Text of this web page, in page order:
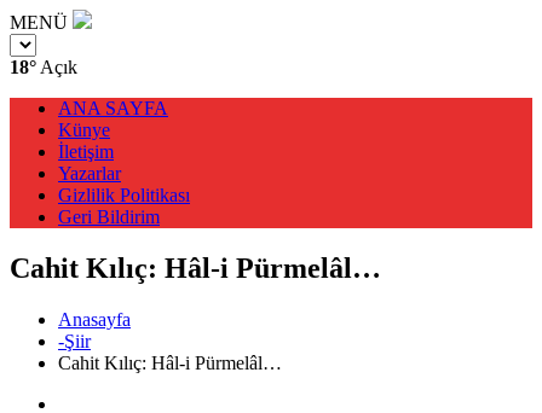
MENÜ
18° Açık
ANA SAYFA
Künye
İletişim
Yazarlar
Gizlilik Politikası
Geri Bildirim
Cahit Kılıç: Hâl-i Pürmelâl…
Anasayfa
-Şiir
Cahit Kılıç: Hâl-i Pürmelâl…